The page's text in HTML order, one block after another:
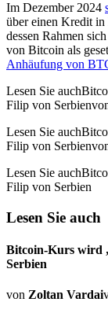
Im Dezember 2024
über einen Kredit
dessen Rahmen
von Bitcoin als
Anhäufung von
Lesen Sie
Filip von
Lesen Sie
Filip von
Lesen Sie
Filip von Serbien
Lesen Sie auch
Bitcoin-Kurs wird
Serbien
von Zoltan Vardai